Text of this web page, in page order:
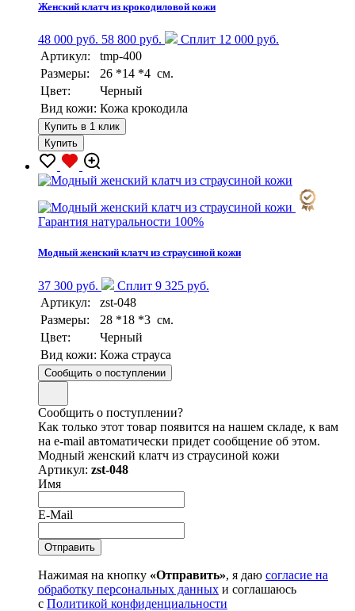
Женский клатч из крокодиловой кожи
48 000 руб. 58 800 руб.
Сплит 12 000 руб.
Артикул:
tmp-400
Размеры:
26 *14 *4 см.
Цвет:
Черный
Вид кожи: Кожа крокодила
Купить в 1 клик
Купить
Гарантия натуральности 100%
Модный женский клатч из страусиной кожи
37 300 руб.
Сплит 9 325 руб.
Артикул:
zst-048
Размеры:
28 *18 *3 см.
Цвет:
Черный
Вид кожи: Кожа страуса
Сообщить о поступлении
Сообщить о поступлении?
Как только этот товар появится на нашем складе, к вам
на e-mail автоматически придет сообщение об этом.
Модный женский клатч из страусиной кожи
Артикул: zst-048
Имя
E-Mail
Нажимая на кнопку «Отправить», я даю согласие на
обработку персональных данных и соглашаюсь
с Политикой конфиденциальности